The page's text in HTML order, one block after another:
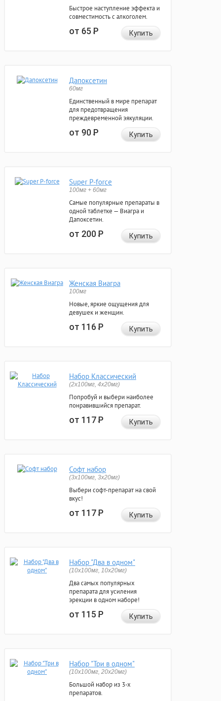
Быстрое наступление эффекта и
совместимость с алкоголем.
от 65Р Купить
Дапоксетин
60мг
Единственный в мире препарат
для предотвращения
преждевременной эякуляции.
от 90Р Купить
Super P-force
100мг + 60мг
Самые популярные препараты в
одной таблетке — Виагра и
Дапоксетин.
от 200Р Купить
Женская Виагра
100мг
Новые, яркие ощущения для
девушек и женщин.
от 116Р Купить
Набор Классический
(2x100мг, 4x20мг)
Попробуй и выбери наиболее
понравившийся препарат.
от 117Р Купить
Софт набор
(3x100мг, 3x20мг)
Выбери софт-препарат на свой
вкус!
от 117Р Купить
Набор "Два в одном"
(10x100мг, 10x20мг)
Два самых популярных
препарата для усиления
эрекции в одном наборе!
от 115Р Купить
Набор "Три в одном"
(10x100мг, 20x20мг)
Большой набор из 3-х
препаратов.